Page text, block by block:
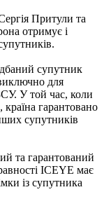
Притули та
отримує і
супутник
для
У той час, коли
гарантовано
супутників
та гарантований
ICEYE має
із супутника